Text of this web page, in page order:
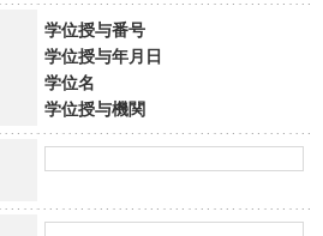
学位授与番号
学位授与年月日
学位名
学位授与機関